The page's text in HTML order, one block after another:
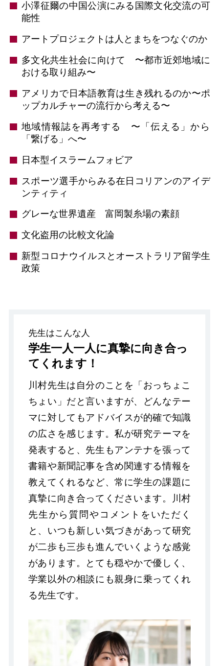
小澤征爾の中国公演にみる国際文化交流の可
能性
アートプロジェクトは人とまちをつなぐのか
多文化共生社会に向けて 〜都市近郊地域に
おける取り組み〜
アメリカで日本語教育は生き残れるのか〜ポ
ップカルチャーの流行から考える〜
地域情報誌を再考する 〜「伝える」から
「繋げる」へ〜
日本型イスラームフォビア
スポーツ選手からみる在日コリアンのアイデ
ンティティ
グレーな世界遺産 富岡製糸場の素顔
文化盗用の比較文化論
新型コロナウイルスとオーストラリア留学生
政策
先生はこんな人
学生一人一人に真摯に向き合っ
てくれます！
川村先生は自分のことを「おっちょこ
ちょい」だと言いますが、どんなテー
マに対してもアドバイスが的確で知識
の広さを感じます。私が研究テーマを
発表すると、先生もアンテナを張って
書籍や新聞記事を含め関連する情報を
教えてくれるなど、常に学生の課題に
真摯に向き合ってくださいます。川村
先生から質問やコメントをいただく
と、いつも新しい気づきがあって研究
が二歩も三歩も進んでいくような感覚
があります。とても穏やかで優しく、
学業以外の相談にも親身に乗ってくれ
る先生です。